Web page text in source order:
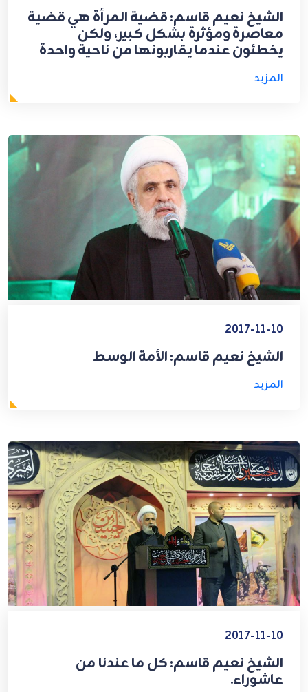
الشيخ نعيم قاسم: قضية المرأة هي قضية
معاصرة ومؤثرة بشكل كبير، ولكن
يخطئون عندما يقاربونها من ناحية واحدة
المزيد
2017-11-10
الشيخ نعيم قاسم: الأمة الوسط
المزيد
2017-11-10
الشيخ نعيم قاسم: كل ما عندنا من
عاشوراء.